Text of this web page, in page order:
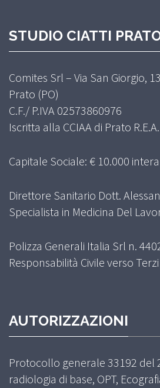
STUDIO CIATTI
Comites Srl – Via San Giorgio,
Prato (PO)
C.F./ P.IVA 02573860976
Iscritta alla CCIAA di Prato
Capitale Sociale: € 10.000
Direttore Sanitario Dott.
Specialista in Medicina Del
Polizza Generali Italia Srl n.
Responsabilità Civile verso
AUTORIZZAZIONI
Protocollo generale 33192 del
radiologia di base, OPT,